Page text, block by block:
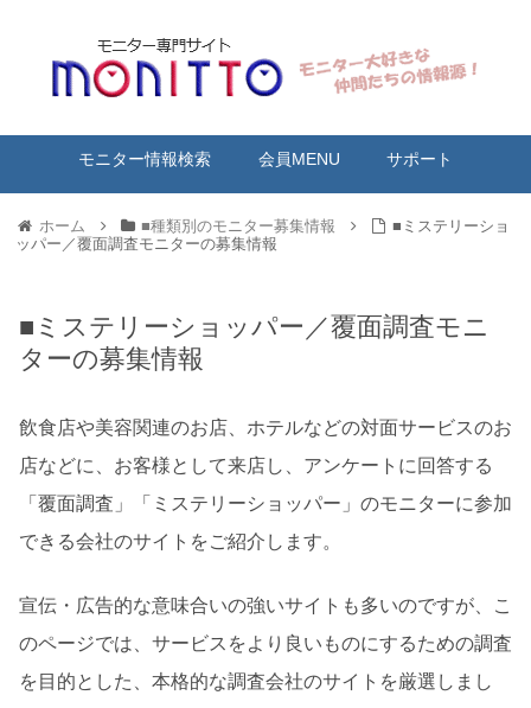
モニター情報検索 会員MENU サポート
ホーム ■種類別のモニター募集情報
■ミステリーショ
ッパー／覆面調査モニターの募集情報
■ミステリーショッパー／覆面調査モニ
ターの募集情報
飲食店や美容関連のお店、ホテルなどの対面サービスのお
店などに、お客様として来店し、アンケートに回答する
「覆面調査」「ミステリーショッパー」のモニターに参加
できる会社のサイトをご紹介します。
宣伝・広告的な意味合いの強いサイトも多いのですが、こ
のページでは、サービスをより良いものにするための調査
を目的とした、本格的な調査会社のサイトを厳選しまし